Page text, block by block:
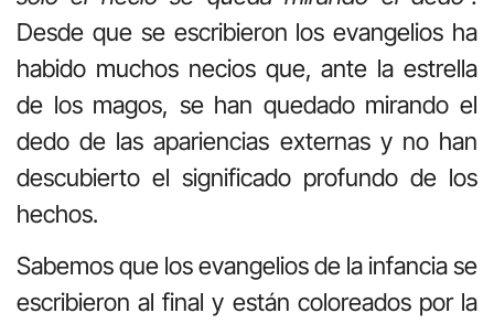
Desde que se escribieron los evangelios ha
habido muchos necios que, ante la estrella
de los magos, se han quedado mirando el
dedo de las apariencias externas y no han
descubierto el significado profundo de los
hechos.
Sabemos que los evangelios de la infancia se
escribieron al final y están coloreados por la